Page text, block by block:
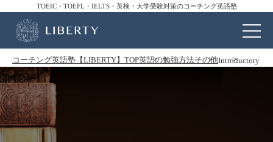
TOEIC・TOEFL・IELTS・英検・大学受験対策のコーチング英語塾
コーチング英語塾【LIBERTY】TOP英語の勉強方法その他Introductory